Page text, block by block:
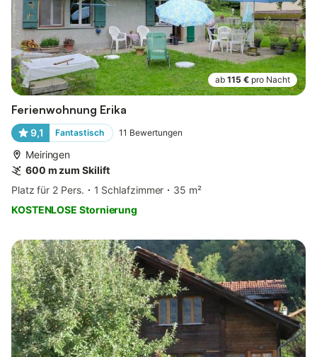
ab 115 € pro Nacht
Ferienwohnung Erika
9,1 Fantastisch 11 Bewertungen
Meiringen
600 m zum Skilift
Platz für 2 Pers.
1 Schlafzimmer
35 m²
KOSTENLOSE Stornierung